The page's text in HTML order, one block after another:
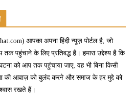
आपका अपना हिंदी न्यूज़ पोर्टल है, जो
पहुंचाने के लिए प्रतिबद्ध है। हमारा उद्देश्य है कि
को आप तक पहुंचाया जाए, वह भी बिना किसी
की आवाज़ को बुलंद करने और समाज के हर मुद्दे को
रखते हैं।